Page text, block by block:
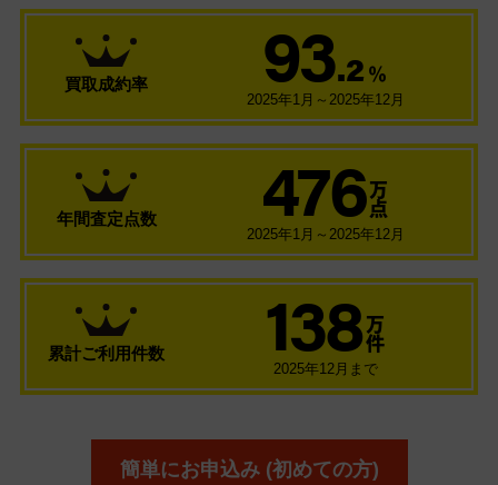
買取成約率 93.2 ％
2025年1月～2025年12月
年間査定点数 476 万
点
2025年1月～2025年12月
累計ご利用件数 138 万
件
2025年12月まで
簡単にお申込み (初めての方)